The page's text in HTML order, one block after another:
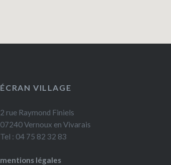
ÉCRAN VILLAGE
2 rue Raymond Finiels
07240 Vernoux en Vivarais
Tel : 04 75 82 32 83
mentions légales